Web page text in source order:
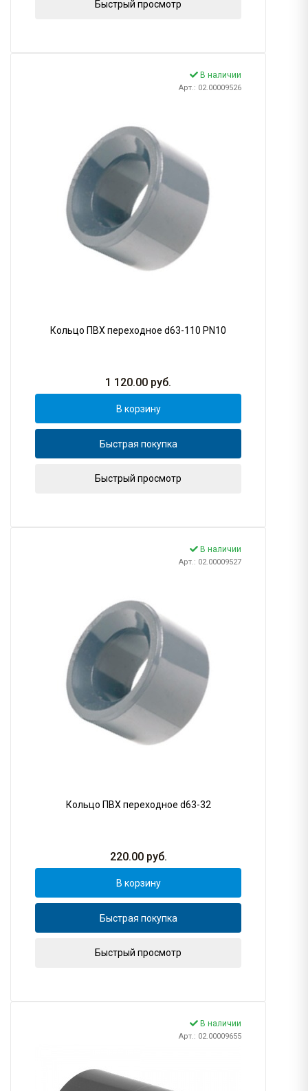
Быстрый просмотр
В наличии
Арт.: 02.00009526
Кольцо ПВХ переходное d63-110 PN10
1 120.00 руб.
В корзину
Быстрая покупка
Быстрый просмотр
В наличии
Арт.: 02.00009527
Кольцо ПВХ переходное d63-32
220.00руб.
В корзину
Быстрая покупка
Быстрый просмотр
В наличии
Арт.: 02.00009655